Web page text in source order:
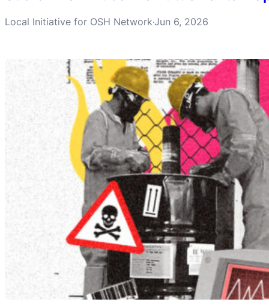
Local Initiative for OSH Network·Jun 6, 2026